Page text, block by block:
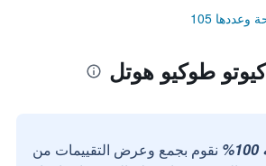
105
طوكيو هوتل
نقوم بجمع وعرض التقييمات من